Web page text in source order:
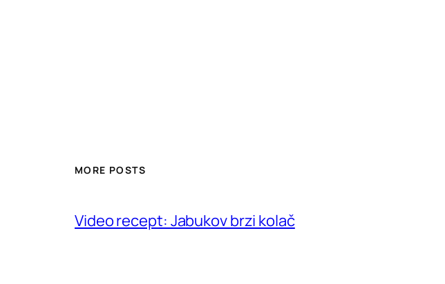
MORE POSTS
Video recept: Jabukov brzi kolač